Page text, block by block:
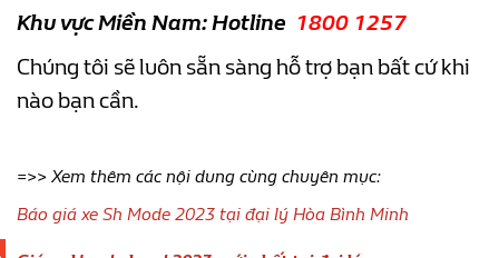
Khu vực Miền Nam: Hotline 1800 1257
Chúng tôi sẽ luôn sẵn sàng hỗ trợ bạn bất cứ khi
nào bạn cần.
=>> Xem thêm các nội dung cùng chuyên mục:
Báo giá xe Sh Mode 2023 tại đại lý Hòa Bình Minh